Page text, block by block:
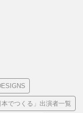
でつくる」出演者一覧